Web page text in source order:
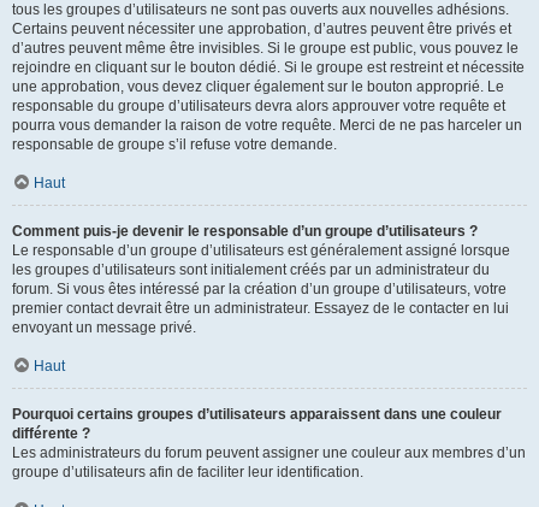
tous les groupes d’utilisateurs ne sont pas ouverts aux nouvelles adhésions.
Certains peuvent nécessiter une approbation, d’autres peuvent être privés et
d’autres peuvent même être invisibles. Si le groupe est public, vous pouvez le
rejoindre en cliquant sur le bouton dédié. Si le groupe est restreint et nécessite
une approbation, vous devez cliquer également sur le bouton approprié. Le
responsable du groupe d’utilisateurs devra alors approuver votre requête et
pourra vous demander la raison de votre requête. Merci de ne pas harceler un
responsable de groupe s’il refuse votre demande.
Haut
Comment puis-je devenir le responsable d’un groupe d’utilisateurs ?
Le responsable d’un groupe d’utilisateurs est généralement assigné lorsque
les groupes d’utilisateurs sont initialement créés par un administrateur du
forum. Si vous êtes intéressé par la création d’un groupe d’utilisateurs, votre
premier contact devrait être un administrateur. Essayez de le contacter en lui
envoyant un message privé.
Haut
Pourquoi certains groupes d’utilisateurs apparaissent dans une couleur
différente ?
Les administrateurs du forum peuvent assigner une couleur aux membres d’un
groupe d’utilisateurs afin de faciliter leur identification.